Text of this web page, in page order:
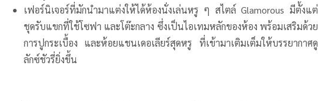
เฟอร์นิเจอร์ที่มักนำมาแต่งให้ได้ห้องนั่งเล่นหรู ๆ สไตล์ Glamorous มีตั้งแต่
ชุดรับแขกที่ใช้โซฟา และโต๊ะกลาง ซึ่งเป็นไอเทมหลักของห้อง พร้อมเสริมด้วย
การปูกระเบื้อง และห้อยแชนเดอเลียร์สุดหรู ที่เข้ามาเติมเต็มให้บรรยากาศดู
ลักซ์ชัวรี่ยิ่งขึ้น